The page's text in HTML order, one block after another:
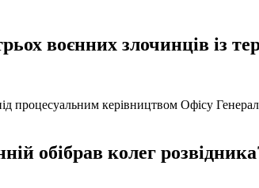
воєнних злочинців із
процесуальним керівництвом Офісу
обібрав колег